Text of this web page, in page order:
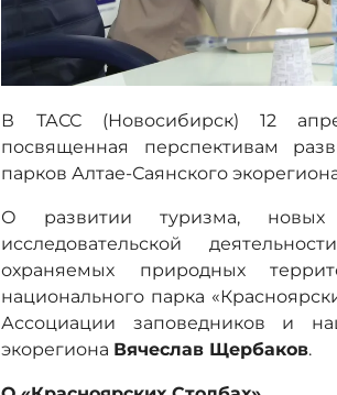
В ТАСС (Новосибирск) 12
посвященная перспективам
парков Алтае-Саянского
О развитии туризма, новых
исследовательской
охраняемых природных
национального парка
Ассоциации заповедников и
экорегиона Вячеслав Щербаков.